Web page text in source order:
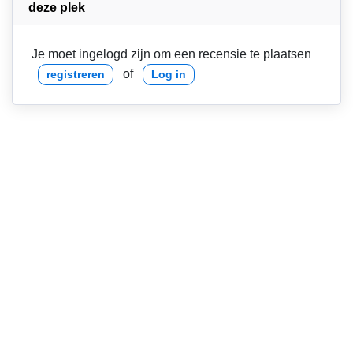
deze plek
Je moet ingelogd zijn om een recensie te plaatsen
registreren of Log in